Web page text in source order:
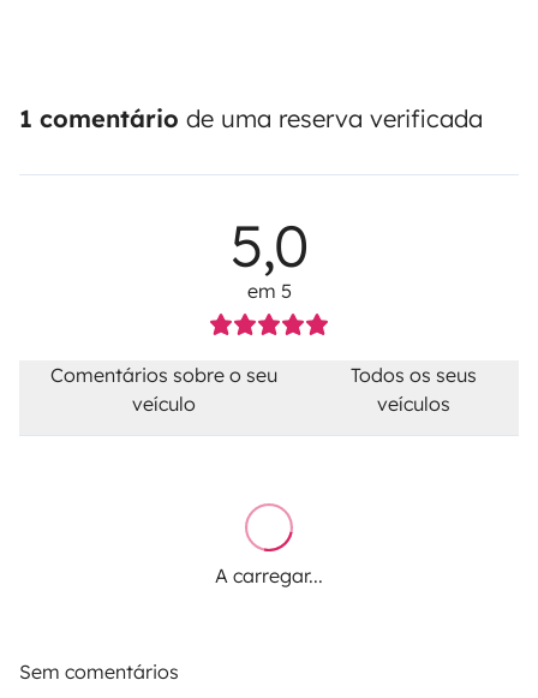
1 comentário de uma reserva verificada
5,0
em 5
Comentários sobre o seu
veículo
Todos os seus
veículos
A carregar...
Sem comentários